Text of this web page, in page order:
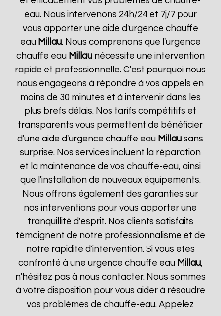
eau. Nous intervenons 24h/24 et 7j/7 pour
vous apporter une aide d'urgence chauffe
eau Millau. Nous comprenons que l'urgence
chauffe eau Millaunécessite une intervention
rapide et professionnelle. C'est pourquoi nous
nous engageons à répondre à vos appels en
moins de 30 minutes et à intervenir dans les
plus brefs délais. Nos tarifs compétitifs et
transparents vous permettent de bénéficier
d'une aide d'urgence chauffe eau Millau sans
surprise. Nos services incluent la réparation
et la maintenance de vos chauffe-eau, ainsi
que l'installation de nouveaux équipements.
Nous offrons également des garanties sur
nos interventions pour vous apporter une
tranquillité d'esprit. Nos clients satisfaits
témoignent de notre professionnalisme et de
notre rapidité d'intervention. Si vous êtes
confronté à une urgence chauffe eau Millau,
n'hésitez pas à nous contacter. Nous sommes
à votre disposition pour vous aider à résoudre
vos problèmes de chauffe-eau. Appelez